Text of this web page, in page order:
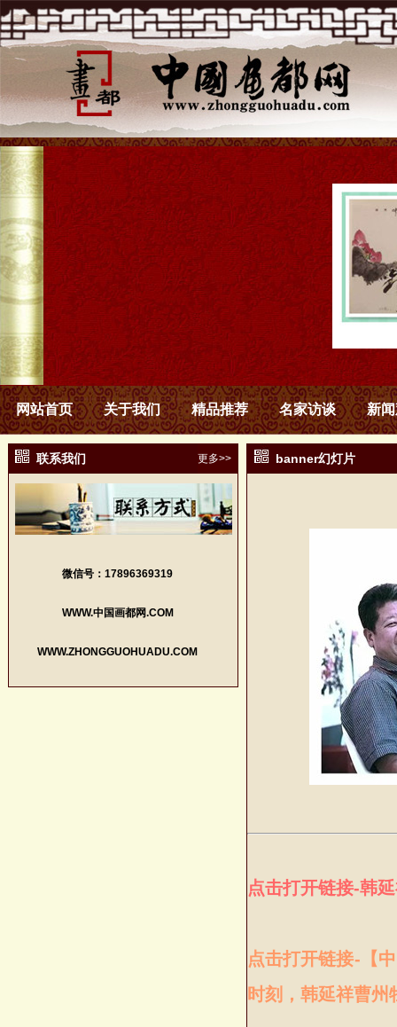
网站首页 关于我们 精品推荐 名家访谈 新
联系我们 更多>>
微信号：17896369319
WWW.中国画都网.COM
WWW.ZHONGGUOHUADU.COM
banner幻灯片
点击打开链接-韩
点击打开链接-【
时刻，韩延祥曹